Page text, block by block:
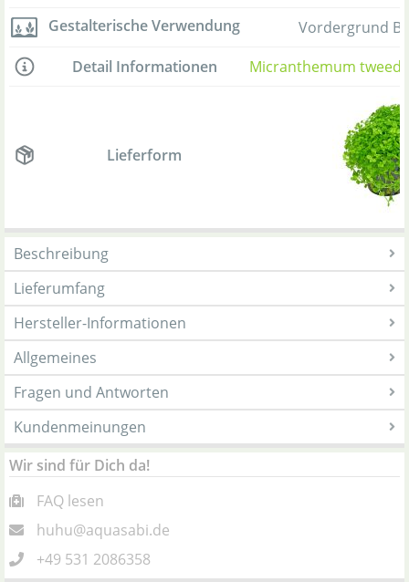
Gestalterische Verwendung
Vordergrund
Detail Informationen
Micranthemum
Lieferform
Beschreibung
Lieferumfang
Hersteller-Informationen
Allgemeines
Fragen und Antworten
Kundenmeinungen
Wir sind für Dich da!
FAQ lesen
huhu@aquasabi.de
+49 531 2086358